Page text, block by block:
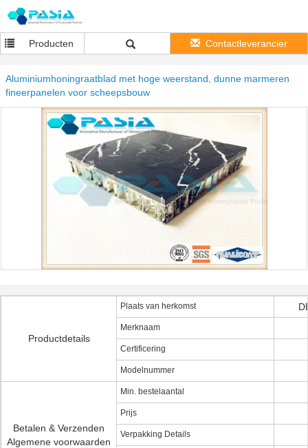
Producten Contactleverancier
Aluminiumhoningraatblad met hoge weerstand, dunne marmeren
fineerpanelen voor scheepsbouw
Productdetails
Plaats van herkomst
Merknaam
Certificering
Modelnummer
Betalen & Verzenden
Algemene voorwaarden
Min. bestelaantal
Prijs
Verpakking Details